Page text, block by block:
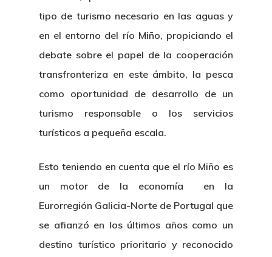
tipo de turismo necesario en las aguas y
en el entorno del río Miño, propiciando el
debate sobre el papel de la cooperación
transfronteriza en este ámbito, la pesca
como oportunidad de desarrollo de un
turismo responsable o los servicios
turísticos a pequeña escala.
Esto teniendo en cuenta que el río Miño es
un motor de la economía en la
Eurorregión Galicia-Norte de Portugal que
se afianzó en los últimos años como un
destino turístico prioritario y reconocido